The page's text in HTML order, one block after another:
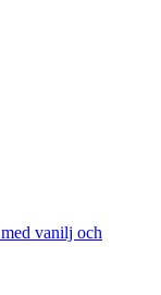
vanilj och